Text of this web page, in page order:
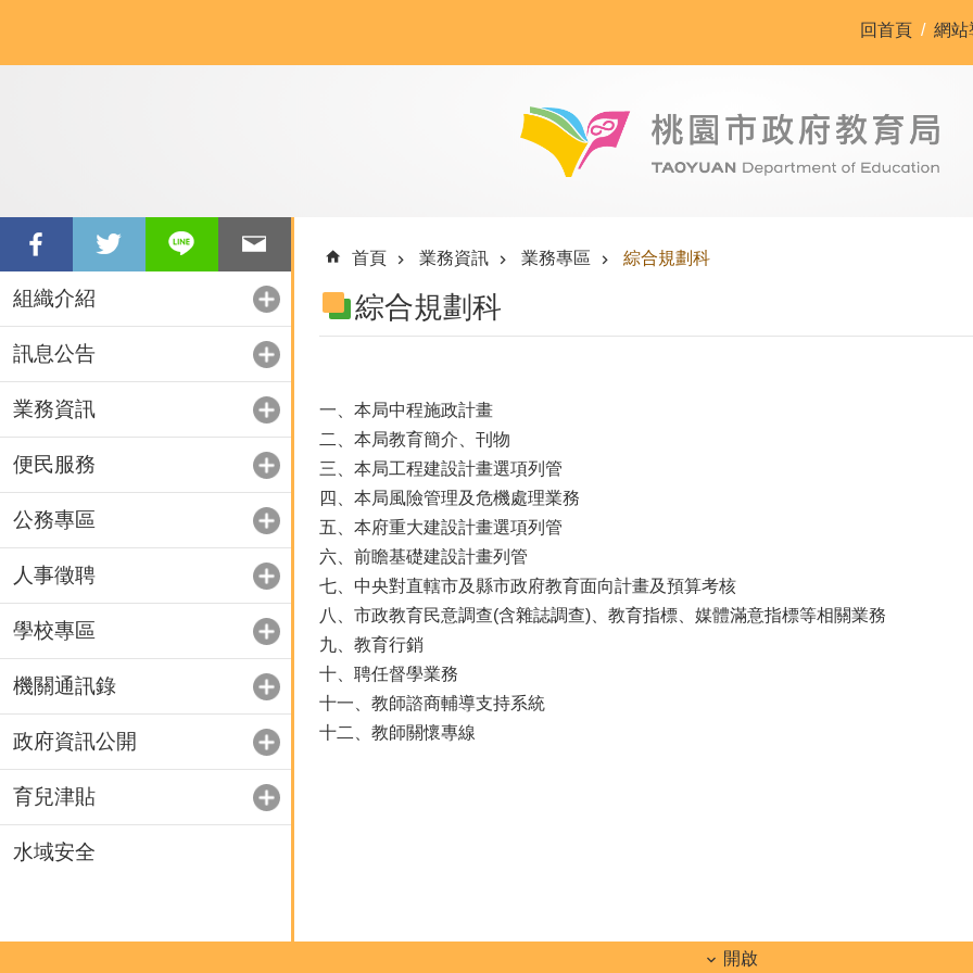
回首頁 網站
組織介紹
訊息公告
業務資訊
便民服務
公務專區
人事徵聘
學校專區
機關通訊錄
政府資訊公開
育兒津貼
水域安全
首頁 業務資訊 業務專區 綜合規劃科
綜合規劃科
一、本局中程施政計畫
二、本局教育簡介、刊物
三、本局工程建設計畫選項列管
四、本局風險管理及危機處理業務
五、本府重大建設計畫選項列管
六、前瞻基礎建設計畫列管
七、中央對直轄市及縣市政府教育面向計畫及預算考核
八、市政教育民意調查(含雜誌調查)、教育指標、媒體滿意指標等相關業務
九、教育行銷
十、聘任督學業務
十一、教師諮商輔導支持系統
十二、教師關懷專線
開啟